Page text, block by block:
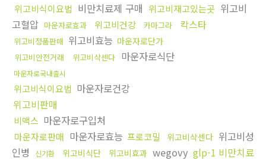
위고비식이요법 비만치료제 구매 위고비재고있는곳 위고비
고혈압 마운자로효과 위고비건강 카마그라 칵스타
위고비정품판매 위고비효능 마운자로단가
위고비안전거래 위고비삭센다 마운자로식단
마운자로국내출시
위고비식이요법 마운자로건강
위고비판매
비맥스 마운자로구입처
마운자로판매 마운자로효능 프로코밀 위고비삭센다 위고비성
인병
신기환 위고비식단 위고비효과 wegovy glp-1 비만치료